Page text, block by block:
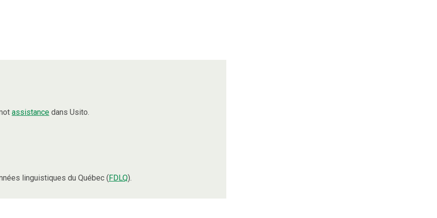
assistance dans Usito.
linguistiques du Québec (FDLQ).